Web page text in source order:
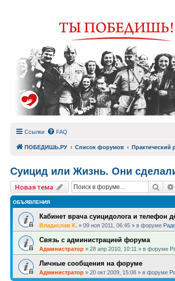
Ссылки FAQ
ПОБЕДИШЬ.РУ Список форумов Практический
Суицид или Жизнь. Они
Новая тема Поиск
ОБЪЯВЛЕНИЯ
Кабинет врача суицидолога и телефон
Владислав К. » 09 ноя 2011, 06:45 » в форуме
Связь с администрацией форума
Администратор » 28 апр 2010, 10:11 » в форуме
Личные сообщения на форуме
Администратор » 20 окт 2009, 15:08 » в форуме